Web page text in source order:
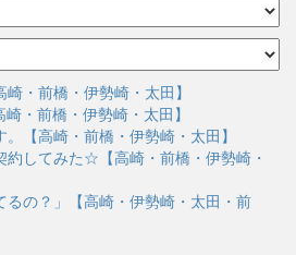
・前橋・伊勢崎・太田】
・前橋・伊勢崎・太田】
【高崎・前橋・伊勢崎・太田】
約してみた☆【高崎・前橋・伊勢崎・
るの？」【高崎・伊勢崎・太田・前